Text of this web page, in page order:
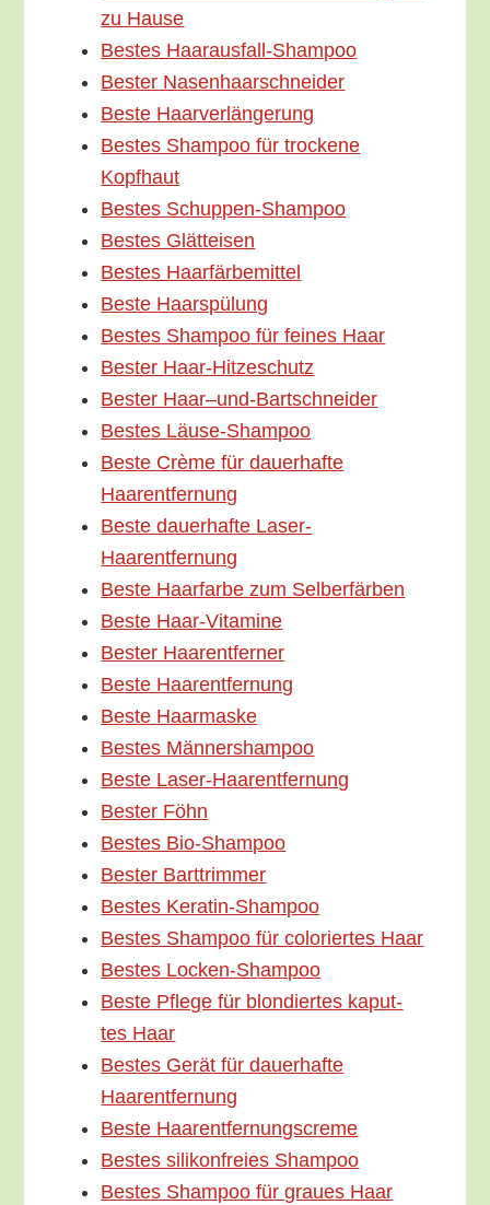
zu Hause
Bes­tes Haarausfall-Shampoo
Bes­ter Nasenhaarschneider
Bes­te Haarverlängerung
Bes­tes Sham­poo für tro­cke­ne
Kopfhaut
Bes­tes Schuppen-Shampoo
Bes­tes Glätteisen
Bes­tes Haarfärbemittel
Bes­te Haarspülung
Bes­tes Sham­poo für fei­nes Haar
Bes­ter Haar-Hitzeschutz
Bes­ter Haar–und-Bartschneider
Bes­tes Läuse-Shampoo
Bes­te Crè­me für dau­er­haf­te
Haarentfernung
Bes­te dau­er­haf­te Laser-
Haarentfernung
Bes­te Haar­far­be zum Selberfärben
Bes­te Haar-Vitamine
Bes­ter Haarentferner
Bes­te Haarentfernung
Bes­te Haarmaske
Bes­tes Männershampoo
Bes­te Laser-Haarentfernung
Bes­ter Föhn
Bes­tes Bio-Shampoo
Bes­ter Barttrimmer
Bes­tes Keratin-Shampoo
Bes­tes Sham­poo für colo­rier­tes Haar
Bes­tes Locken-Shampoo
Bes­te Pfle­ge für blon­dier­tes kaput­
tes Haar
Bes­tes Gerät für dau­er­haf­te
Haarentfernung
Bes­te Haarentfernungscreme
Bes­tes sili­kon­frei­es Shampoo
Bes­tes Sham­poo für grau­es Haar